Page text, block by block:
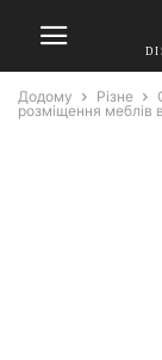
Додому Різне
розміщення меблів